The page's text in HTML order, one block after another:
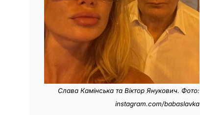
Слава Камінська та Віктор Янукович. Фото:
instagram.com/babaslavka